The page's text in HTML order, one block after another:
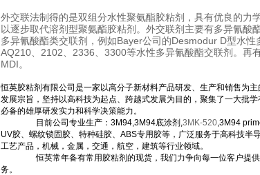
外交联法制得的是双组分水性聚氨酯胶粘剂，具有优良的力
以逐步取代溶剂型聚氨酯胶粘剂。外交联剂主要有多异氰酸
多异氰酸酯类交联剂，例如Bayer公司的Desmodur D型水
AQ210、2102、2336、3300等水性多异氰酸酯交联剂。再
MDI。
恒英胶粘剂有限公司 是一家以高分子新材料产品研发、生产和销售为主
发展宗旨，坚持以高科技为起点、跨越式发展为目的，聚集了一大批
必备的雄厚研发实力和科学决策能力。
目前公司专业生产： 3M94,3M94底涂剂,3MK-520,3M94
UV胶、螺纹锁固胶、特种硅胶、ABS专用胶等，广泛服务于高科技半
工艺产品，机械，金属，交通，航空，建筑等行业领域。
恒英常年备有常用胶粘剂的现货，我们力争向每一位客户提
务。